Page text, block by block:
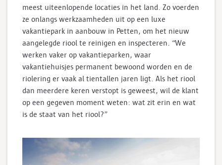
meest uiteenlopende locaties in het land. Zo voerden
ze onlangs werkzaamheden uit op een luxe
vakantiepark in aanbouw in Petten, om het nieuw
aangelegde riool te reinigen en inspecteren. “We
werken vaker op vakantieparken, waar
vakantiehuisjes permanent bewoond worden en de
riolering er vaak al tientallen jaren ligt. Als het riool
dan meerdere keren verstopt is geweest, wil de klant
op een gegeven moment weten: wat zit erin en wat
is de staat van het riool?”